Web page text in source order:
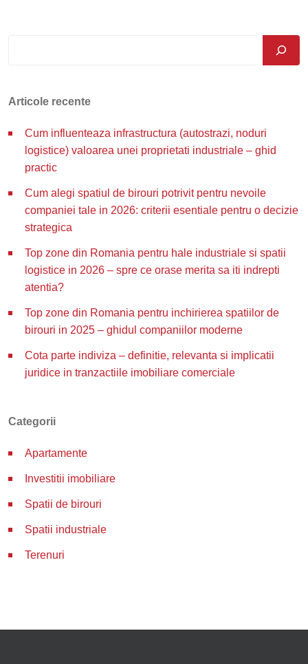
Articole recente
Cum influenteaza infrastructura (autostrazi, noduri
logistice) valoarea unei proprietati industriale – ghid
practic
Cum alegi spatiul de birouri potrivit pentru nevoile
companiei tale in 2026: criterii esentiale pentru o decizie
strategica
Top zone din Romania pentru hale industriale si spatii
logistice in 2026 – spre ce orase merita sa iti indrepti
atentia?
Top zone din Romania pentru inchirierea spatiilor de
birouri in 2025 – ghidul companiilor moderne
Cota parte indiviza – definitie, relevanta si implicatii
juridice in tranzactiile imobiliare comerciale
Categorii
Apartamente
Investitii imobiliare
Spatii de birouri
Spatii industriale
Terenuri